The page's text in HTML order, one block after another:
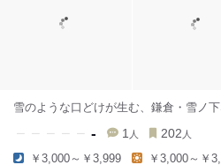
雪のような口どけが生む、鎌倉・雪ノ
- 1 人 202 人
￥3,000～￥3,999 ￥3,000～￥